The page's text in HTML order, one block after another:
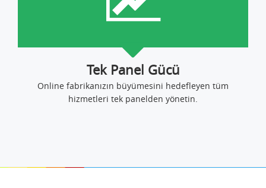
Tek Panel Gücü
Online fabrikanızın büyümesini hedefleyen tüm
hizmetleri tek panelden yönetin.